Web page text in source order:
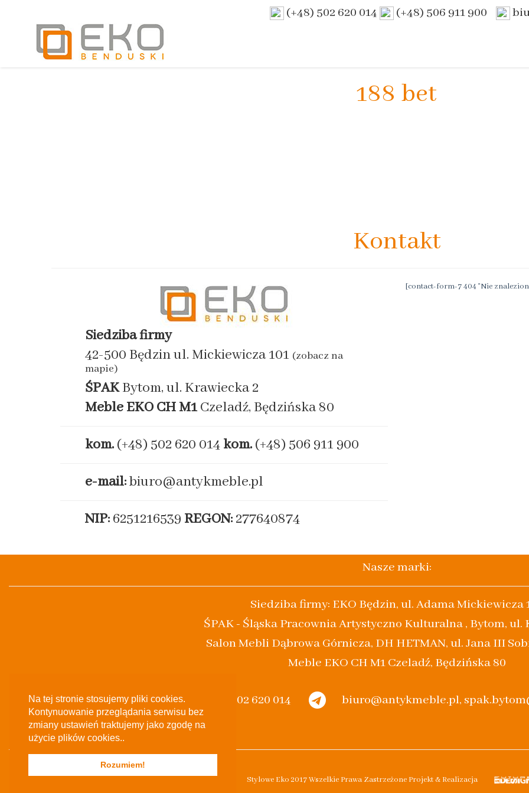
Na tej stronie stosujemy pliki cookies.
Kontynuowanie przeglądania serwisu bez
zmiany ustawień traktujemy jako zgodę na
użycie plików cookies..
Rozumiem!
(+48) 502 620 014 (+48) 506 911 900
188 bet
Kontakt
Siedziba firmy
42-500 Będzin ul. Mickiewicza 101 (zobacz na
mapie)
ŚPAKBytom, ul. Krawiecka 2
Meble EKO CH M1Czeladź, Będzińska 80
kom. (+48) 502 620 014 kom. (+48) 506 911 900
e-mail:biuro@antykmeble.pl
NIP: 6251216539 REGON: 277640874
[contact-form-7 404 "Nie
Nasze marki:
Siedziba firmy: EKO Będzin, ul. Adama Mickiewicza
ŚPAK - Śląska Pracownia Artystyczno Kulturalna , Bytom, ul.
Salon Mebli Dąbrowa Górnicza, DH HETMAN, ul. Jana III
Meble EKO CH M1 Czeladź, Będzińska 80
(+48) 502 620 014 biuro@antykmeble.pl,
Stylowe Eko 2017 Wszelkie Prawa Zastrzeżone Projekt & Realizacja